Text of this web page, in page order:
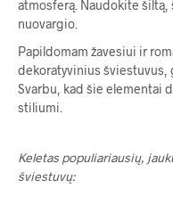
atmosferą. Naudokite šiltą,
nuovargio.
Papildomam žavesiui ir
dekoratyvinius šviestuvus,
Svarbu, kad šie elementai
stiliumi.
Keletas populiariausių,
šviestuvų: